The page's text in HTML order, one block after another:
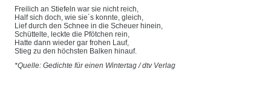
Freilich an Stiefeln war sie nicht reich,
Half sich doch, wie sie´s konnte, gleich,
Lief durch den Schnee in die Scheuer hinein,
Schüttelte, leckte die Pfötchen rein,
Hatte dann wieder gar frohen Lauf,
Stieg zu den höchsten Balken hinauf.
*Quelle: Gedichte für einen Wintertag / dtv Verlag